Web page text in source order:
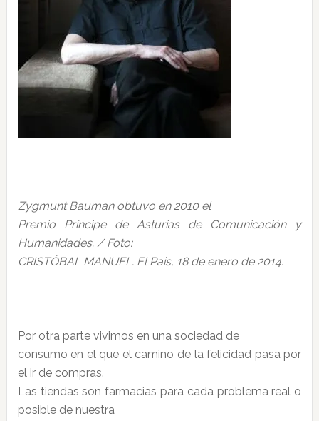
Zygmunt Bauman obtuvo en 2010 el
Premio Príncipe de Asturias de Comunicación y
Humanidades. / Foto:
CRISTÓBAL MANUEL. El Pais, 18 de enero de 2014.
Por otra parte vivimos en una sociedad de
consumo en el que el camino de la felicidad pasa por
el ir de compras.
Las tiendas son farmacias para cada problema real o
posible de nuestra